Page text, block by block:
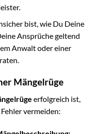
bist, wie Du Deine
Ansprüche geltend
Anwalt oder einer
Mängelrüge
erfolgreich ist,
vermeiden: